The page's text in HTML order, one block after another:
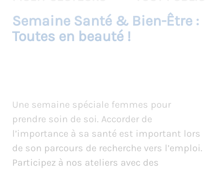
Semaine Santé & Bien-Être :
Toutes en beauté !
Une semaine spéciale femmes pour
prendre soin de soi. Accorder de
l’importance à sa santé est important lors
de son parcours de recherche vers l’emploi.
Participez à nos ateliers avec des